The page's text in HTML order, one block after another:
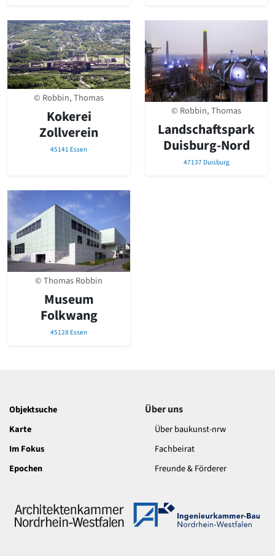
© Robbin, Thomas
Kokerei
Zollverein
45141 Essen
© Robbin, Thomas
Landschaftspark
Duisburg-Nord
47137 Duisburg
© Thomas Robbin
Museum
Folkwang
45128 Essen
Objektsuche
Karte
Im Fokus
Epochen
Über uns
Über baukunst-nrw
Fachbeirat
Freunde & Förderer